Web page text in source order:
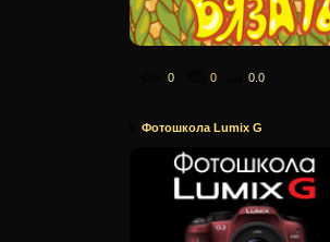
0 0 0.0
Фотошкола Lumix G